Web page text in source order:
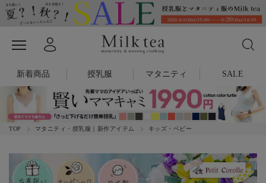
新着商品 授乳服 マタニティ SALE
TOP マタニティ・授乳服｜新作アイテム キッズ・ベビー